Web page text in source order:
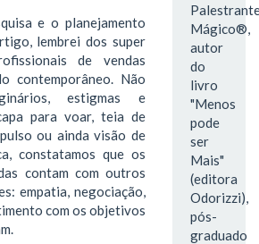
e o planejamento
lembrei dos super
de vendas
contemporâneo. Não
estigmas e
para voar, teia de
ou ainda visão de
constatamos que os
contam com outros
empatia, negociação,
com os objetivos
Mágico®,
autor
do
livro
"Menos
pode
ser
Mais"
(editora
Odorizzi),
pós-
graduado